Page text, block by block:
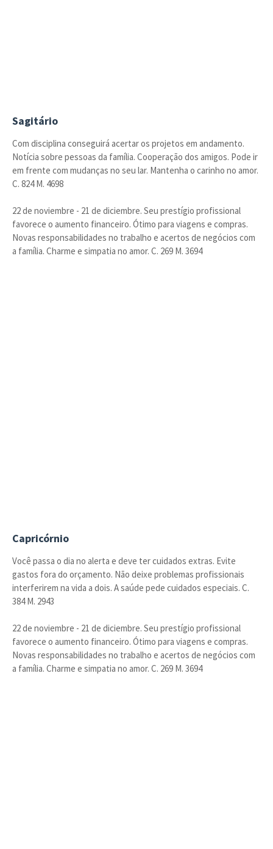
Sagitário
Com disciplina conseguirá acertar os projetos em andamento.
Notícia sobre pessoas da família. Cooperação dos amigos. Pode ir
em frente com mudanças no seu lar. Mantenha o carinho no amor.
C. 824 M. 4698
22 de noviembre - 21 de diciembre. Seu prestígio profissional
favorece o aumento financeiro. Ótimo para viagens e compras.
Novas responsabilidades no trabalho e acertos de negócios com
a família. Charme e simpatia no amor. C. 269 M. 3694
Capricórnio
Você passa o dia no alerta e deve ter cuidados extras. Evite
gastos fora do orçamento. Não deixe problemas profissionais
interferirem na vida a dois. A saúde pede cuidados especiais. C.
384 M. 2943
22 de noviembre - 21 de diciembre. Seu prestígio profissional
favorece o aumento financeiro. Ótimo para viagens e compras.
Novas responsabilidades no trabalho e acertos de negócios com
a família. Charme e simpatia no amor. C. 269 M. 3694